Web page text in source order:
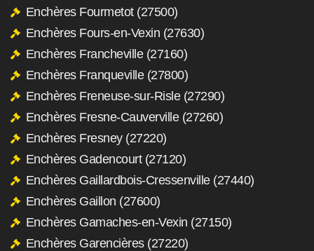
Enchères Fourmetot (27500)
Enchères Fours-en-Vexin (27630)
Enchères Francheville (27160)
Enchères Franqueville (27800)
Enchères Freneuse-sur-Risle (27290)
Enchères Fresne-Cauverville (27260)
Enchères Fresney (27220)
Enchères Gadencourt (27120)
Enchères Gaillardbois-Cressenville (27440)
Enchères Gaillon (27600)
Enchères Gamaches-en-Vexin (27150)
Enchères Garencières (27220)